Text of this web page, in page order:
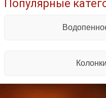
Популярные